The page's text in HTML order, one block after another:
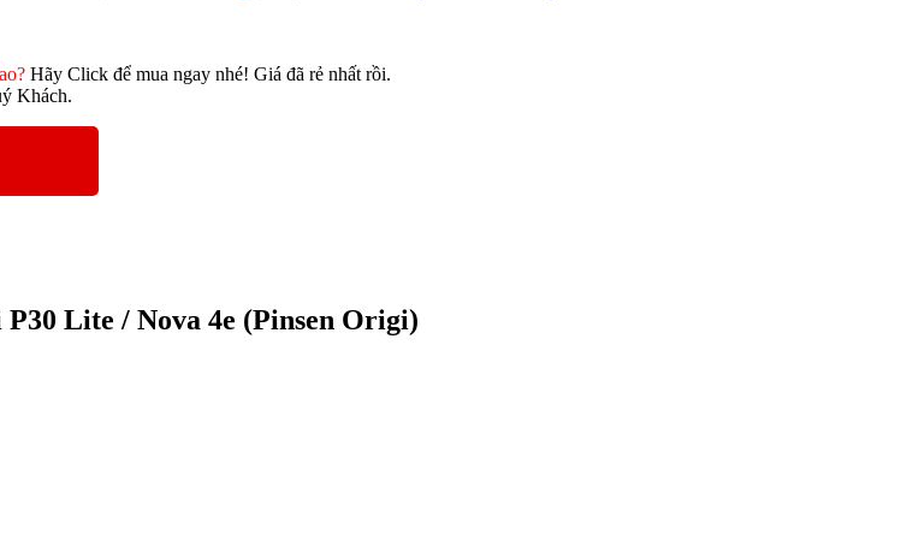
Hãy Click để mua ngay nhé! Giá đã rẻ nhất rồi.
Khách.
Lite / Nova 4e (Pinsen Origi)